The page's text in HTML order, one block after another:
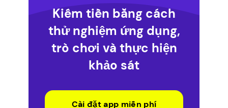
Kiếm tiền bằng cách
thử nghiệm ứng dụng,
trò chơi và thực hiện
khảo sát
Cài đặt app miễn phí